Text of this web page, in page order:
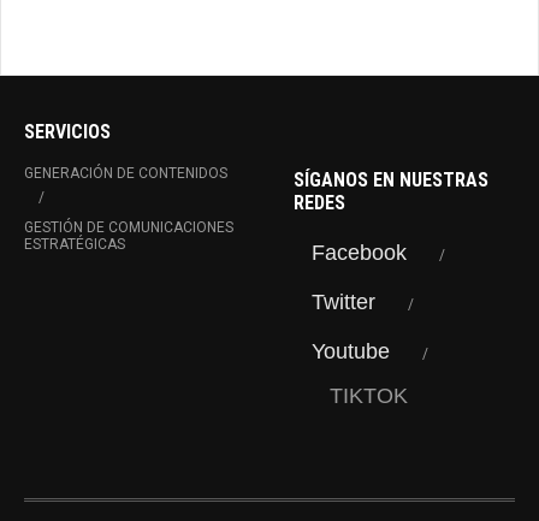
SERVICIOS
GENERACIÓN DE CONTENIDOS
GESTIÓN DE COMUNICACIONES
ESTRATÉGICAS
SÍGANOS EN NUESTRAS
REDES
Facebook
Twitter
Youtube
TIKTOK